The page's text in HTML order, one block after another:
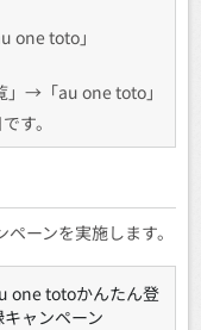
one toto」
」→「au one toto」
す。
ーンを実施します。
one totoかんたん登
キャンペーン